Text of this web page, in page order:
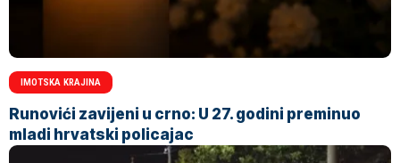
IMOTSKA KRAJINA
Runovići zavijeni u crno: U 27. godini preminuo
mladi hrvatski policajac